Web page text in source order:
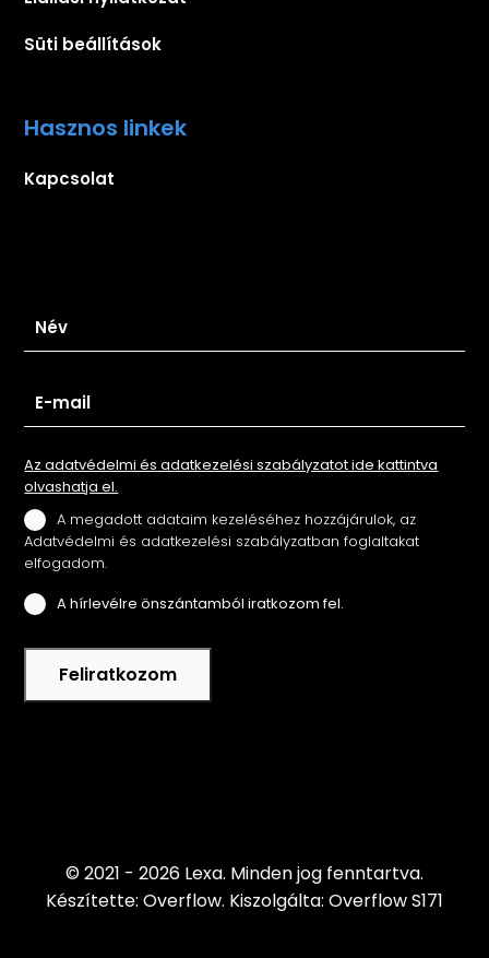
Süti beállítások
Hasznos linkek
Kapcsolat
Az adatvédelmi és adatkezelési szabályzatot ide kattintva
olvashatja el.
A megadott adataim kezeléséhez hozzájárulok, az
Adatvédelmi és adatkezelési szabályzatban foglaltakat
elfogadom.
A hírlevélre önszántamból iratkozom fel.
Feliratkozom
© 2021 - 2026 Lexa. Minden jog fenntartva.
Készítette: Overflow. Kiszolgálta: Overflow S171